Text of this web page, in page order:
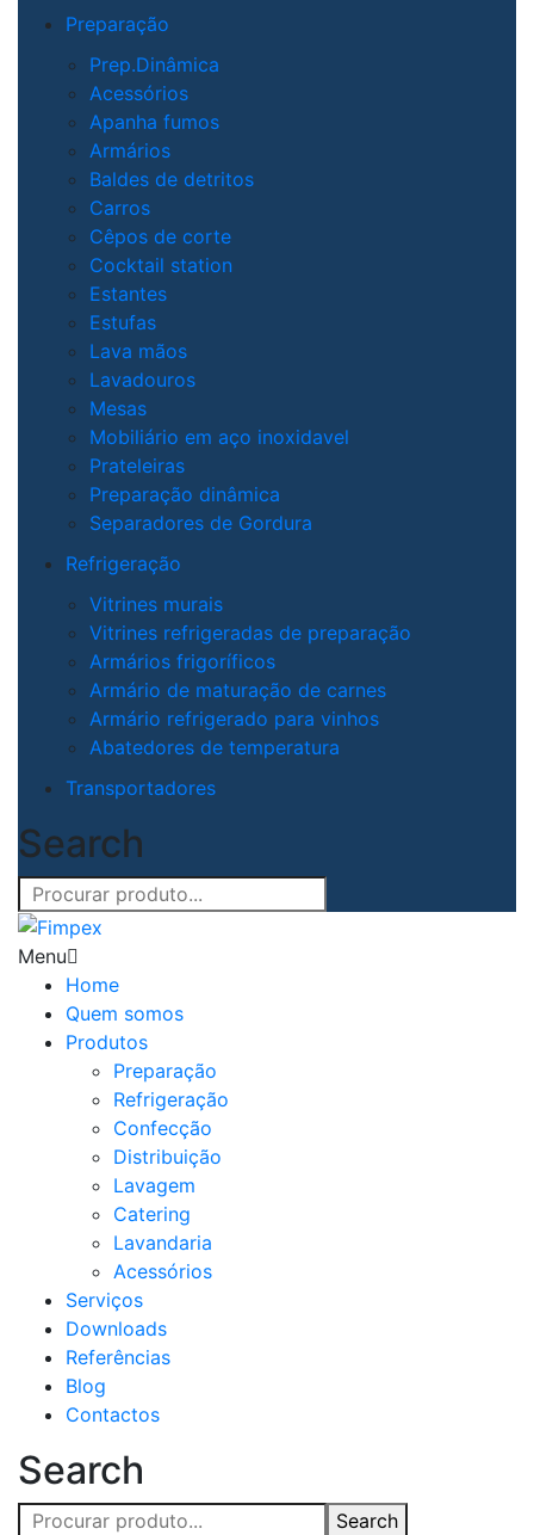
Preparação
Prep.Dinâmica
Acessórios
Apanha fumos
Armários
Baldes de detritos
Carros
Cêpos de corte
Cocktail station
Estantes
Estufas
Lava mãos
Lavadouros
Mesas
Mobiliário em aço inoxidavel
Prateleiras
Preparação dinâmica
Separadores de Gordura
Refrigeração
Vitrines murais
Vitrines refrigeradas de preparação
Armários frigoríficos
Armário de maturação de carnes
Armário refrigerado para vinhos
Abatedores de temperatura
Transportadores
Search
Menu
Home
Quem somos
Produtos
Preparação
Refrigeração
Confecção
Distribuição
Lavagem
Catering
Lavandaria
Acessórios
Serviços
Downloads
Referências
Blog
Contactos
Search
Search